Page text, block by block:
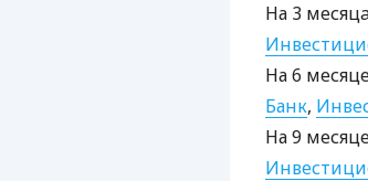
На 3
На 6
Банк,
На 9